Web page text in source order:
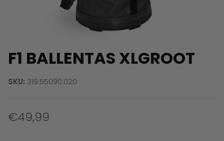
F1 BALLENTAS XLGROOT
SKU: 319.55090.020
€49,99